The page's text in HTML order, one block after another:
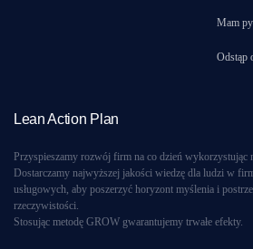
Mam
Odstąp
Lean Action Plan
Przyspieszamy rozwój firm na co dzień wykorzystując
Dostarczamy najwyższej jakości wiedzę dla ludzi w
usługowych, aby poszerzyć horyzont myślenia i
rzeczywistości.
Stosując metodę GROW gwarantujemy trwałe efekty.